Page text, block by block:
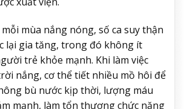
mỗi mùa nắng nóng, số ca suy thận
lại gia tăng, trong đó không ít
trẻ khỏe mạnh. Khi làm việc
nắng, cơ thể tiết nhiều mồ hôi để
bù nước kịp thời, lượng máu
mạnh, làm tổn thương chức năng